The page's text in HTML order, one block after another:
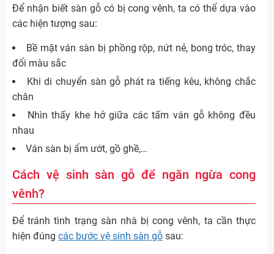
Để nhận biết sàn gỗ có bị cong vênh, ta có thể dựa vào
các hiện tượng sau:
Bề mặt ván sàn bị phồng rộp, nứt nẻ, bong tróc, thay
đổi màu sắc
Khi di chuyển sàn gỗ phát ra tiếng kêu, không chắc
chân
Nhìn thấy khe hở giữa các tấm ván gỗ không đều
nhau
Ván sàn bị ẩm ướt, gồ ghề,…
Cách vệ sinh sàn gỗ để ngăn ngừa cong
vênh?
Để tránh tình trạng sàn nhà bị cong vênh, ta cần thực
hiện đúng các bước vệ sinh sàn gỗ sau: